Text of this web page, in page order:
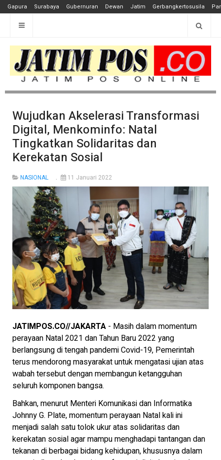
Gapura Surabaya Gubernuran Dewan Jatim Gerbangkertosusila
Wujudkan Akselerasi Transformasi
Digital, Menkominfo: Natal
Tingkatkan Solidaritas dan
Kerekatan Sosial
NASIONAL 11 Januari 2022
JATIMPOS.CO//JAKARTA - Masih dalam momentum
perayaan Natal 2021 dan Tahun Baru 2022 yang
berlangsung di tengah pandemi Covid-19, Pemerintah
terus mendorong masyarakat untuk mengatasi ujian atas
wabah tersebut dengan membangun ketangguhan
seluruh komponen bangsa.
Bahkan, menurut Menteri Komunikasi dan Informatika
Johnny G. Plate, momentum perayaan Natal kali ini
menjadi salah satu tolok ukur atas solidaritas dan
kerekatan sosial agar mampu menghadapi tantangan dan
tekanan di berbagai bidang kehidupan, khususnya dalam